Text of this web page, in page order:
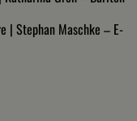
| Stephan Maschke – E-